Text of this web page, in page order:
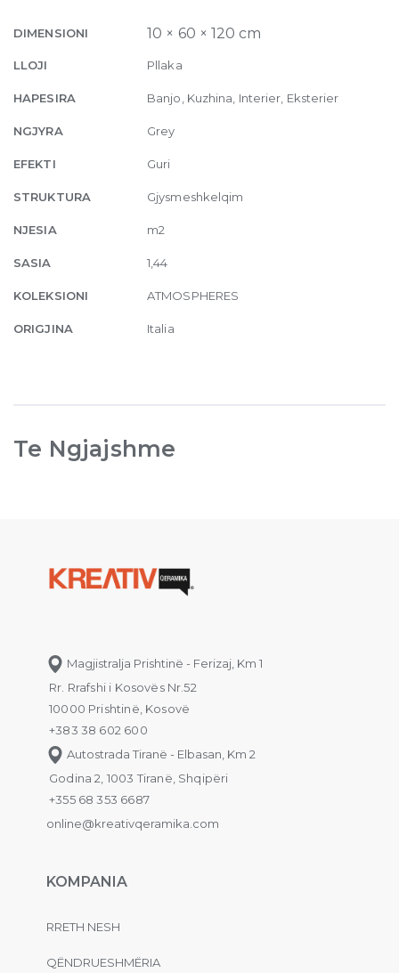
Patine
60
x
quantity
DIMENSIONI 10 × 60 × 120 cm
LLOJI Pllaka
HAPESIRA Banjo, Kuzhina, Interier, Eksterier
NGJYRA Grey
EFEKTI Guri
STRUKTURA Gjysmeshkelqim
NJESIA m2
SASIA 1,44
KOLEKSIONI ATMOSPHERES
ORIGJINA Italia
Te Ngjajshme
Magjistralja Prishtinë - Ferizaj, Km 1
Rr. Rrafshi i Kosovës Nr.52
10000 Prishtinë, Kosovë
+383 38 602 600
Autostrada Tiranë - Elbasan, Km 2
Godina 2, 1003 Tiranë, Shqipëri
+355 68 353 6687
online@kreativqeramika.com
KOMPANIA
RRETH NESH
QËNDRUESHMËRIA